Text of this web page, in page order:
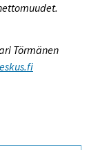
Törmänen